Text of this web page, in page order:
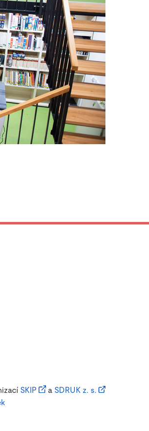
SKIP a SDRUK z. s.